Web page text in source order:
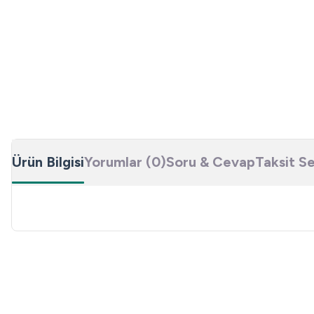
Ürün BilgisiYorumlar (0)Soru & CevapTaksit